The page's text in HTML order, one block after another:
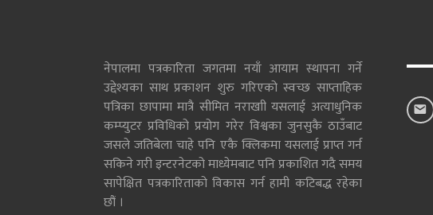
नेपालमा पत्रकारिता जगतमा नयाँ आयाम स्थापना गर्ने
उद्देश्यका साथ प्रकाशन शुरु गरिएको स्वच्छ साप्ताहिक
पत्रिका छापामा मात्रै सीमित नराखाी यसलाई अत्याधुनिक
कम्प्युटर प्रविधिको प्रयोग गरेर विश्वका जुनसुकै ठाउँबाट
जसले जतिबेला चाहे पनि एकै क्लिकमा यसलाई प्राप्त गर्न
सकिने गरी इन्टरनेटको माध्येमबाट पनि प्रकाशित गदै समय
सापेक्षित पत्रकारिताको विकास गर्न हामी कटिबद्ध रहेका
छौं ।